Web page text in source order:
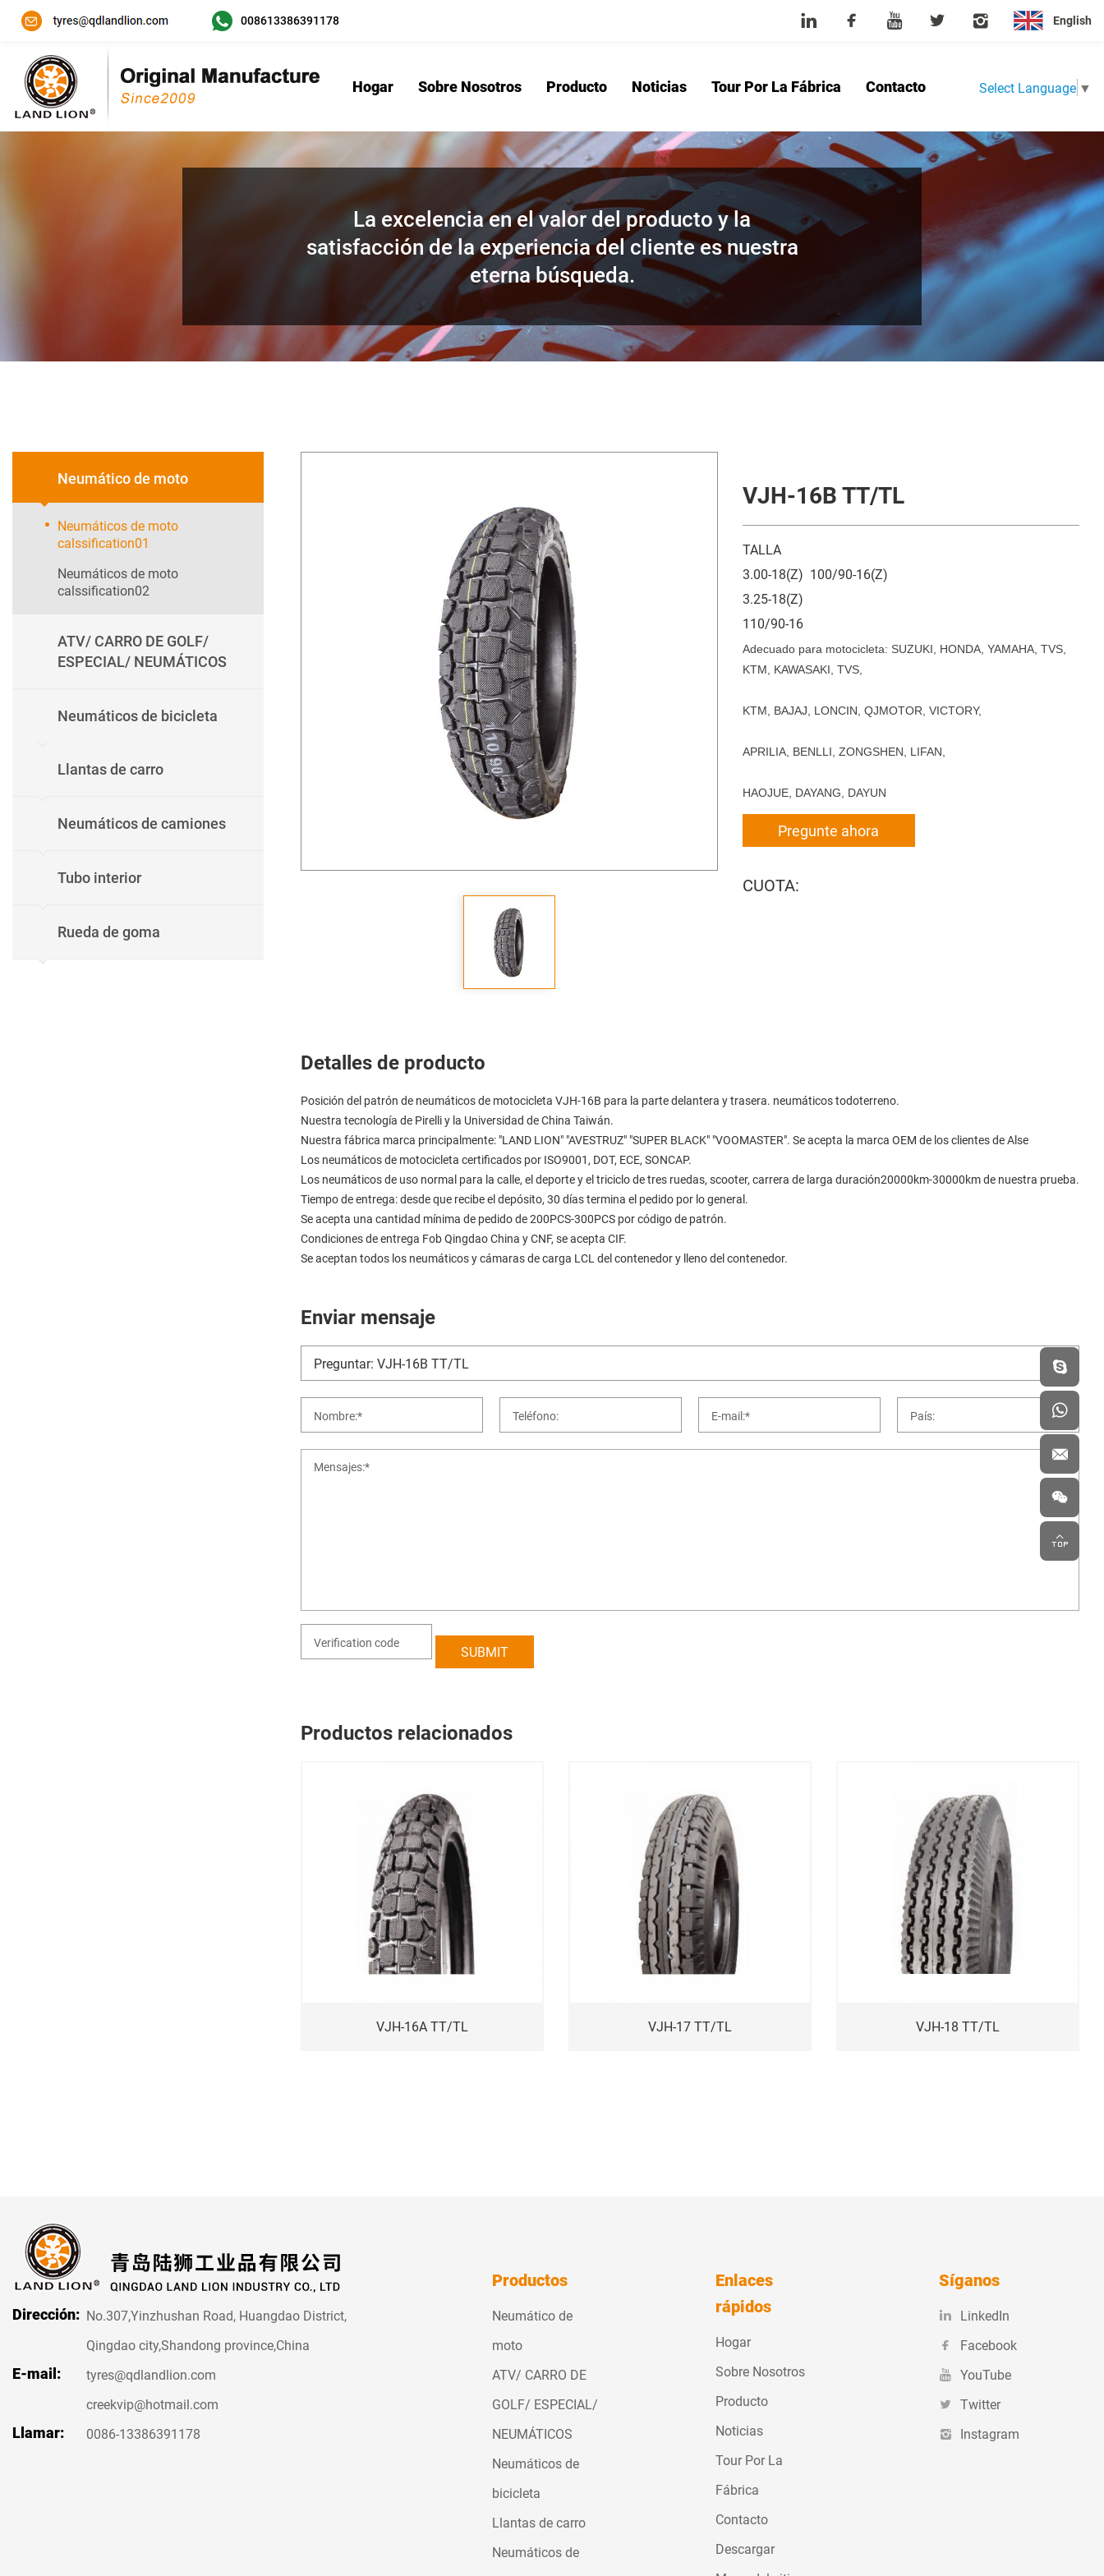
008613386391178 English
Hogar Sobre Nosotros Producto Noticias Tour Por La Fábrica Contacto Select Language ▼
Sobre Nosotros Producto Noticias Contacto
La excelencia en el valor del producto y la
satisfacción de la experiencia del cliente es nuestra
eterna búsqueda.
Neumático de moto
Neumáticos de moto
calssification01
Neumáticos de moto
calssification02
ATV/ CARRO DE GOLF/
ESPECIAL/ NEUMÁTICOS
Neumáticos de bicicleta
Llantas de carro
Neumáticos de camiones
Tubo interior
Rueda de goma
VJH-16B TT/TL
TALLA
3.00-18(Z) 100/90-16(Z)
3.25-18(Z)
110/90-16
Adecuado para motocicleta: SUZUKI, HONDA, YAMAHA, TVS,
KTM, KAWASAKI, TVS,
KTM, BAJAJ, LONCIN, QJMOTOR, VICTORY,
APRILIA, BENLLI, ZONGSHEN, LIFAN,
HAOJUE, DAYANG, DAYUN
Pregunte ahora
CUOTA:
Detalles de producto
Posición del patrón de neumáticos de motocicleta VJH-16B para la parte delantera y trasera. neumáticos todoterreno.
Nuestra tecnología de Pirelli y la Universidad de China Taiwán.
Nuestra fábrica marca principalmente: "LAND LION" "AVESTRUZ" "SUPER BLACK" "VOOMASTER". Se acepta la marca OEM de los clientes de Alse
Los neumáticos de motocicleta certificados por ISO9001, DOT, ECE, SONCAP.
Los neumáticos de uso normal para la calle, el deporte y el triciclo de tres ruedas, scooter, carrera de larga duración20000km-30000km de nuestra prueba.
Tiempo de entrega: desde que recibe el depósito, 30 días termina el pedido por lo general.
Se acepta una cantidad mínima de pedido de 200PCS-300PCS por código de patrón.
Condiciones de entrega Fob Qingdao China y CNF, se acepta CIF.
Se aceptan todos los neumáticos y cámaras de carga LCL del contenedor y lleno del contenedor.
Enviar mensaje
Productos relacionados
VJH-16A TT/TL VJH-17 TT/TL VJH-18 TT/TL
Dirección: No.307,Yinzhushan Road, Huangdao District,
Qingdao city,Shandong province,China
E-mail:
tyres@qdlandlion.com
creekvip@hotmail.com
Llamar: 0086-13386391178
Productos
Neumático de
moto
ATV/ CARRO DE
GOLF/ ESPECIAL/
NEUMÁTICOS
Neumáticos de
bicicleta
Llantas de carro
Neumáticos de
Enlaces
rápidos
Hogar
Sobre Nosotros
Producto
Noticias
Tour Por La
Fábrica
Contacto
Descargar
Síganos
LinkedIn
Facebook
YouTube
Twitter
Instagram